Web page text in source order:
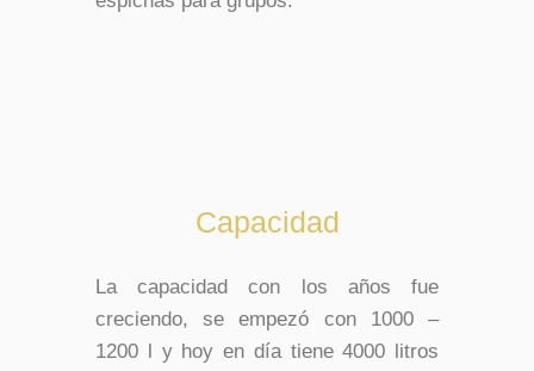
Capacidad
La capacidad con los años fue
creciendo, se empezó con 1000 –
1200 l y hoy en día tiene 4000 litros